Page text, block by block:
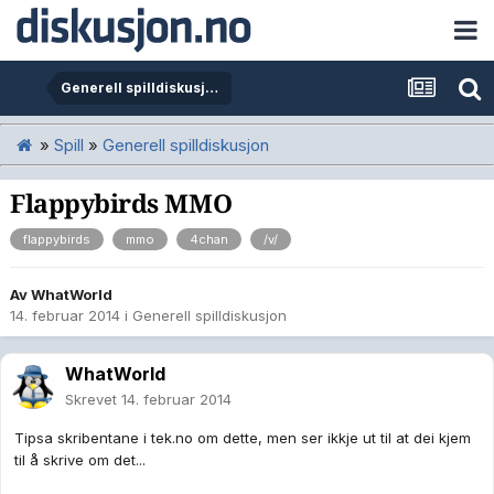
Generell spilldiskusjon
» Spill » Generell spilldiskusjon
Flappybirds MMO
flappybirds mmo 4chan /v/
AvWhatWorld
14. februar 2014 i Generell spilldiskusjon
WhatWorld
Skrevet 14. februar 2014
Tipsa skribentane i tek.no om dette, men ser ikkje ut til at dei kjem
til å skrive om det...